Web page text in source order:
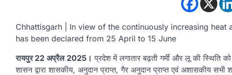
Chhattisgarh | In view of the continuously increasing
has been declared from 25 April to 15 June
रायपुर 22 अप्रैल 2025। प्रदेश में लगातार बढ़ती गर्मी और लू की स्थिति
शासन द्वारा शासकीय, अनुदान प्राप्त, गैर अनुदान प्राप्त एवं अशासकीय